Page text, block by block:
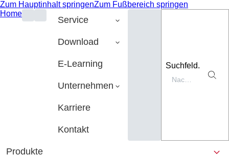
Zum Hauptinhalt springenZum Fußbereich springen
Home
Service
Download
E-Learning
Unternehmen
Karriere
Kontakt
Suchfeld.
Produkte